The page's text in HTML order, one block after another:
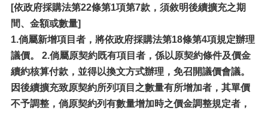
[依政府採購法第22條第1項第7款，須敘明後續擴充之期
間、金額或數量]
1.倘屬新增項目者，將依政府採購法第18條第4項規定辦理
議價。 2.倘屬原契約既有項目者，係以原契約條件及價金
續約核算付款，並得以換文方式辦理，免召開議價會議。
因後續擴充致原契約所列項目之數量有所增加者，其單價
不予調整，倘原契約列有數量增加時之價金調整規定者，